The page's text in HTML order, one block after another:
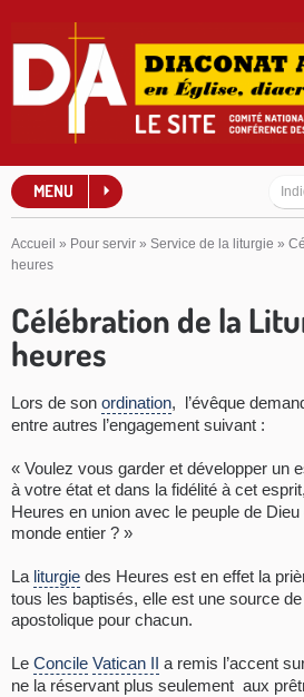
MENU
Accueil » Pour servir » Service de la liturgie »
heures
Célébration de la
heures
Lors de son ordination, l’évêque
entre autres l’engagement suivant :
« Voulez vous garder et développer un
à votre état et dans la fidélité à cet
Heures en union avec le peuple de
monde entier ? »
La liturgie des Heures est en effet la
tous les baptisés, elle est une source
apostolique pour chacun.
Le Concile Vatican II a remis l’accent
ne la réservant plus seulement aux